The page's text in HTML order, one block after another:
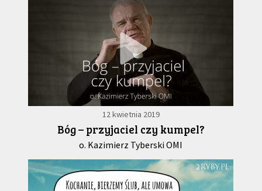
12 kwietnia 2019
Bóg – przyjaciel czy kumpel?
o. Kazimierz Tyberski OMI